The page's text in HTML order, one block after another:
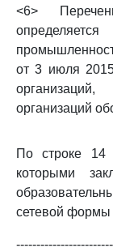
<6>
от 3 июля
организаций
По строке 14
которыми
сетевой формы